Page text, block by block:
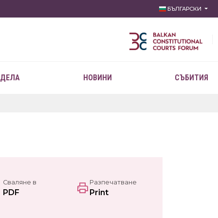
БЪЛГАРСКИ
НОВИНИ СЪБИТИЯ
Сваляне в
PDF
Разпечатване
Print